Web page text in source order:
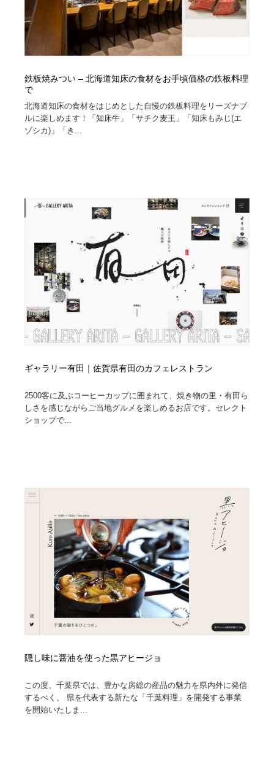
鉄板焼みつい – 北海道知床の食材をお手頃価格の鉄板料理
で
北海道知床の食材をはじめとした自慢の鉄板料理をリーズナブ
ルに楽しめます！「知床牛」「サチク麦王」「知床もみじ(エ
ゾシカ)」「き...
ギャラリー有田｜佐賀県有田のカフェレストラン
2500客に及ぶコーヒーカップに囲まれて、焼き物の里・有田ら
しさを感じながらご当地グルメを楽しめるお店です。セレクト
ショップで...
隠し味に醤油を使った黒アヒージョ
この度、千葉県では、豊かな房総の産品の魅力を県内外に発信
するべく、 県を代表する新たな「千葉料理」を開発する事業
を開始いたしま...